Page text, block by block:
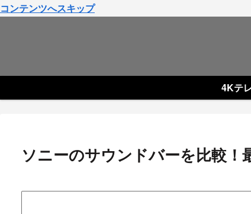
コンテンツへスキップ
4Kテ
ソニーのサウンドバーを比較！